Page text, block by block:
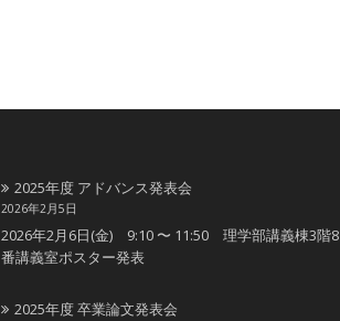
2025年度 アドバンス発表会
2026年2月5日
2026年2月6日(金) 9:10 〜 11:50 理学部講義棟3階8
番講義室ポスター発表
2025年度 卒業論文発表会